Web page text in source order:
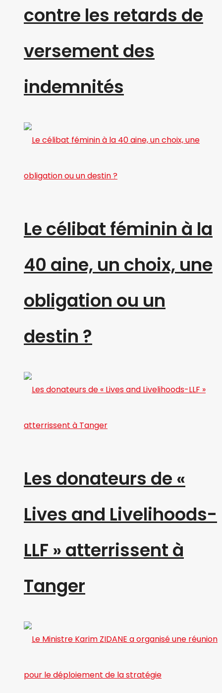
contre les retards de
versement des
indemnités
Le célibat féminin à la
40 aine, un choix, une
obligation ou un
destin ?
Les donateurs de «
Lives and Livelihoods-
LLF » atterrissent à
Tanger